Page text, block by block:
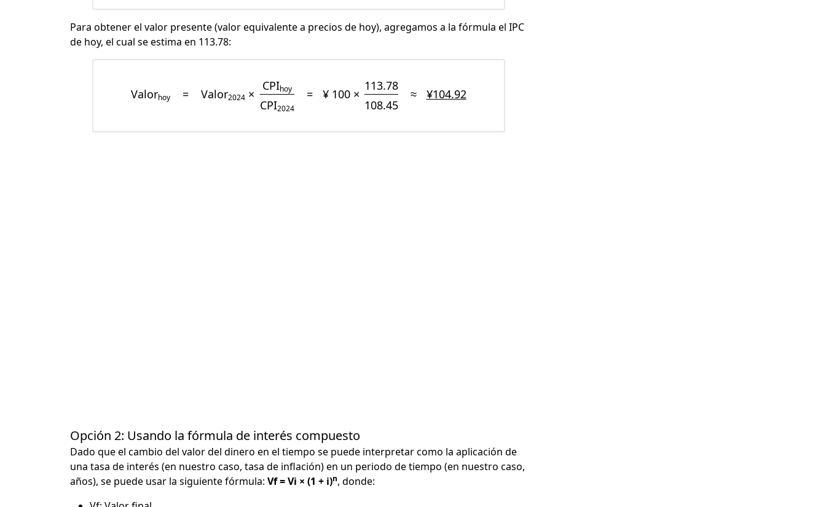
Para obtener el valor presente (valor equivalente a precios de hoy), agregamos a la fórmula el IPC
de hoy, el cual se estima en 113.78:
Valorhoy = Valor2024 ×
CPIhoy
CPI2024
= ¥ 100 ×
113.78
108.45
≈ ¥104.92
Opción 2: Usando la fórmula de interés compuesto
Dado que el cambio del valor del dinero en el tiempo se puede interpretar como la aplicación de
una tasa de interés (en nuestro caso, tasa de inflación) en un periodo de tiempo (en nuestro caso,
años), se puede usar la siguiente fórmula: Vf = Vi × (1 + i)n, donde: